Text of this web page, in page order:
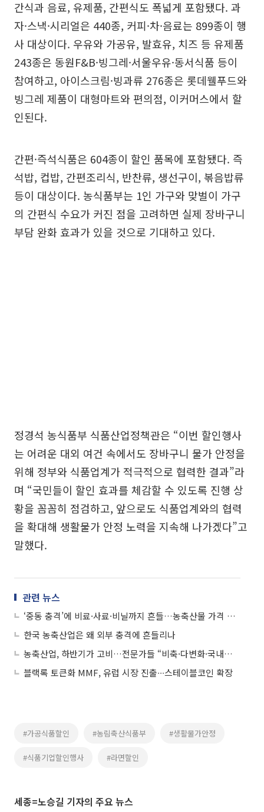
간식과 음료, 유제품, 간편식도 폭넓게 포함됐다. 과
자·스낵·시리얼은 440종, 커피·차·음료는 899종이 행
사 대상이다. 우유와 가공유, 발효유, 치즈 등 유제품
243종은 동원F&B·빙그레·서울우유·동서식품 등이
참여하고, 아이스크림·빙과류 276종은 롯데웰푸드와
빙그레 제품이 대형마트와 편의점, 이커머스에서 할
인된다.
간편·즉석식품은 604종이 할인 품목에 포함됐다. 즉
석밥, 컵밥, 간편조리식, 반찬류, 생선구이, 볶음밥류
등이 대상이다. 농식품부는 1인 가구와 맞벌이 가구
의 간편식 수요가 커진 점을 고려하면 실제 장바구니
부담 완화 효과가 있을 것으로 기대하고 있다.
정경석 농식품부 식품산업정책관은 “이번 할인행사
는 어려운 대외 여건 속에서도 장바구니 물가 안정을
위해 정부와 식품업계가 적극적으로 협력한 결과”라
며 “국민들이 할인 효과를 체감할 수 있도록 진행 상
황을 꼼꼼히 점검하고, 앞으로도 식품업계와의 협력
을 확대해 생활물가 안정 노력을 지속해 나가겠다”고
말했다.
관련 뉴스
‘중동 충격’에 비료·사료·비닐까지 흔들…농축산물 가격 압박 커진다
한국 농축산업은 왜 외부 충격에 흔들리나
농축산업, 하반기가 고비…전문가들 “비축·다변화·국내생산기반 함께 손봐야”
블랙록 토큰화 MMF, 유럽 시장 진출∙∙∙스테이블코인 확장
#가공식품할인 #농림축산식품부 #생활물가안정
#식품기업할인행사 #라면할인
세종=노승길 기자의 주요 뉴스